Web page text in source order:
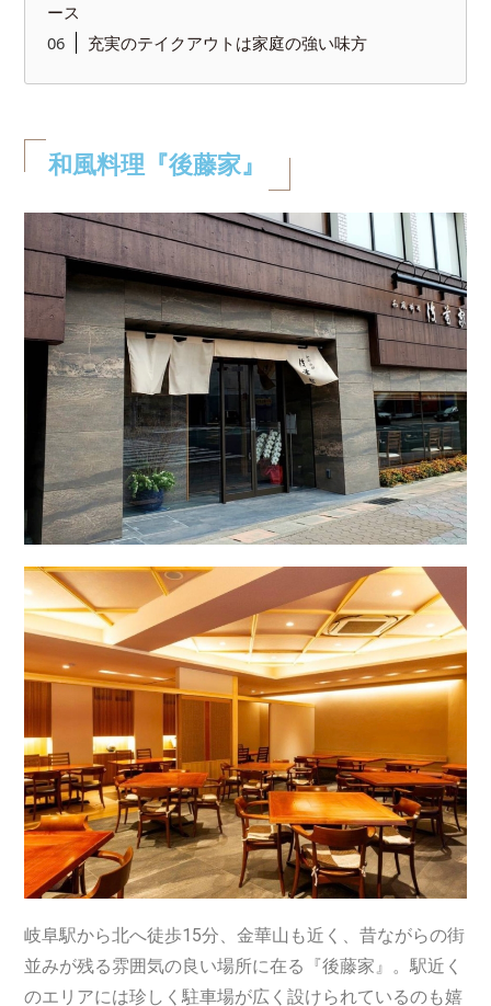
ース
充実のテイクアウトは家庭の強い味方
和風料理『後藤家』
岐阜駅から北へ徒歩15分、金華山も近く、昔ながらの街
並みが残る雰囲気の良い場所に在る『後藤家』。駅近く
のエリアには珍しく駐車場が広く設けられているのも嬉